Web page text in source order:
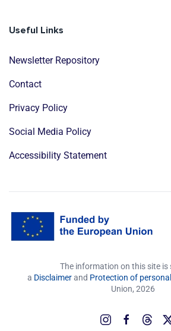
Useful Links
Newsletter Repository
Contact
Privacy Policy
Social Media Policy
Accessibility Statement
The information on this site is
a Disclaimerand Protection of
Union, 2026